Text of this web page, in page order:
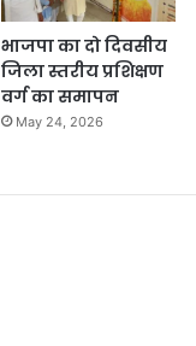
भाजपा का दो दिवसीय
जिला स्तरीय प्रशिक्षण
वर्ग का समापन
May 24, 2026